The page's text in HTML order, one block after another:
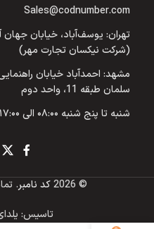
Sales@codnumber.com
(شرکت نیکسان تجارت مهر)
سلمان طبقه 11، واحد دوم
شنبه تا پنج شنبه ۰۸:۰۰ الی ۱۷:۰۰
© 2026 کد نامبر.
تاسیس: یلدای 1400